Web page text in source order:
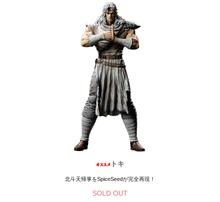
トキ
北斗天帰掌をSpiceSeedが完全再現！
SOLD OUT